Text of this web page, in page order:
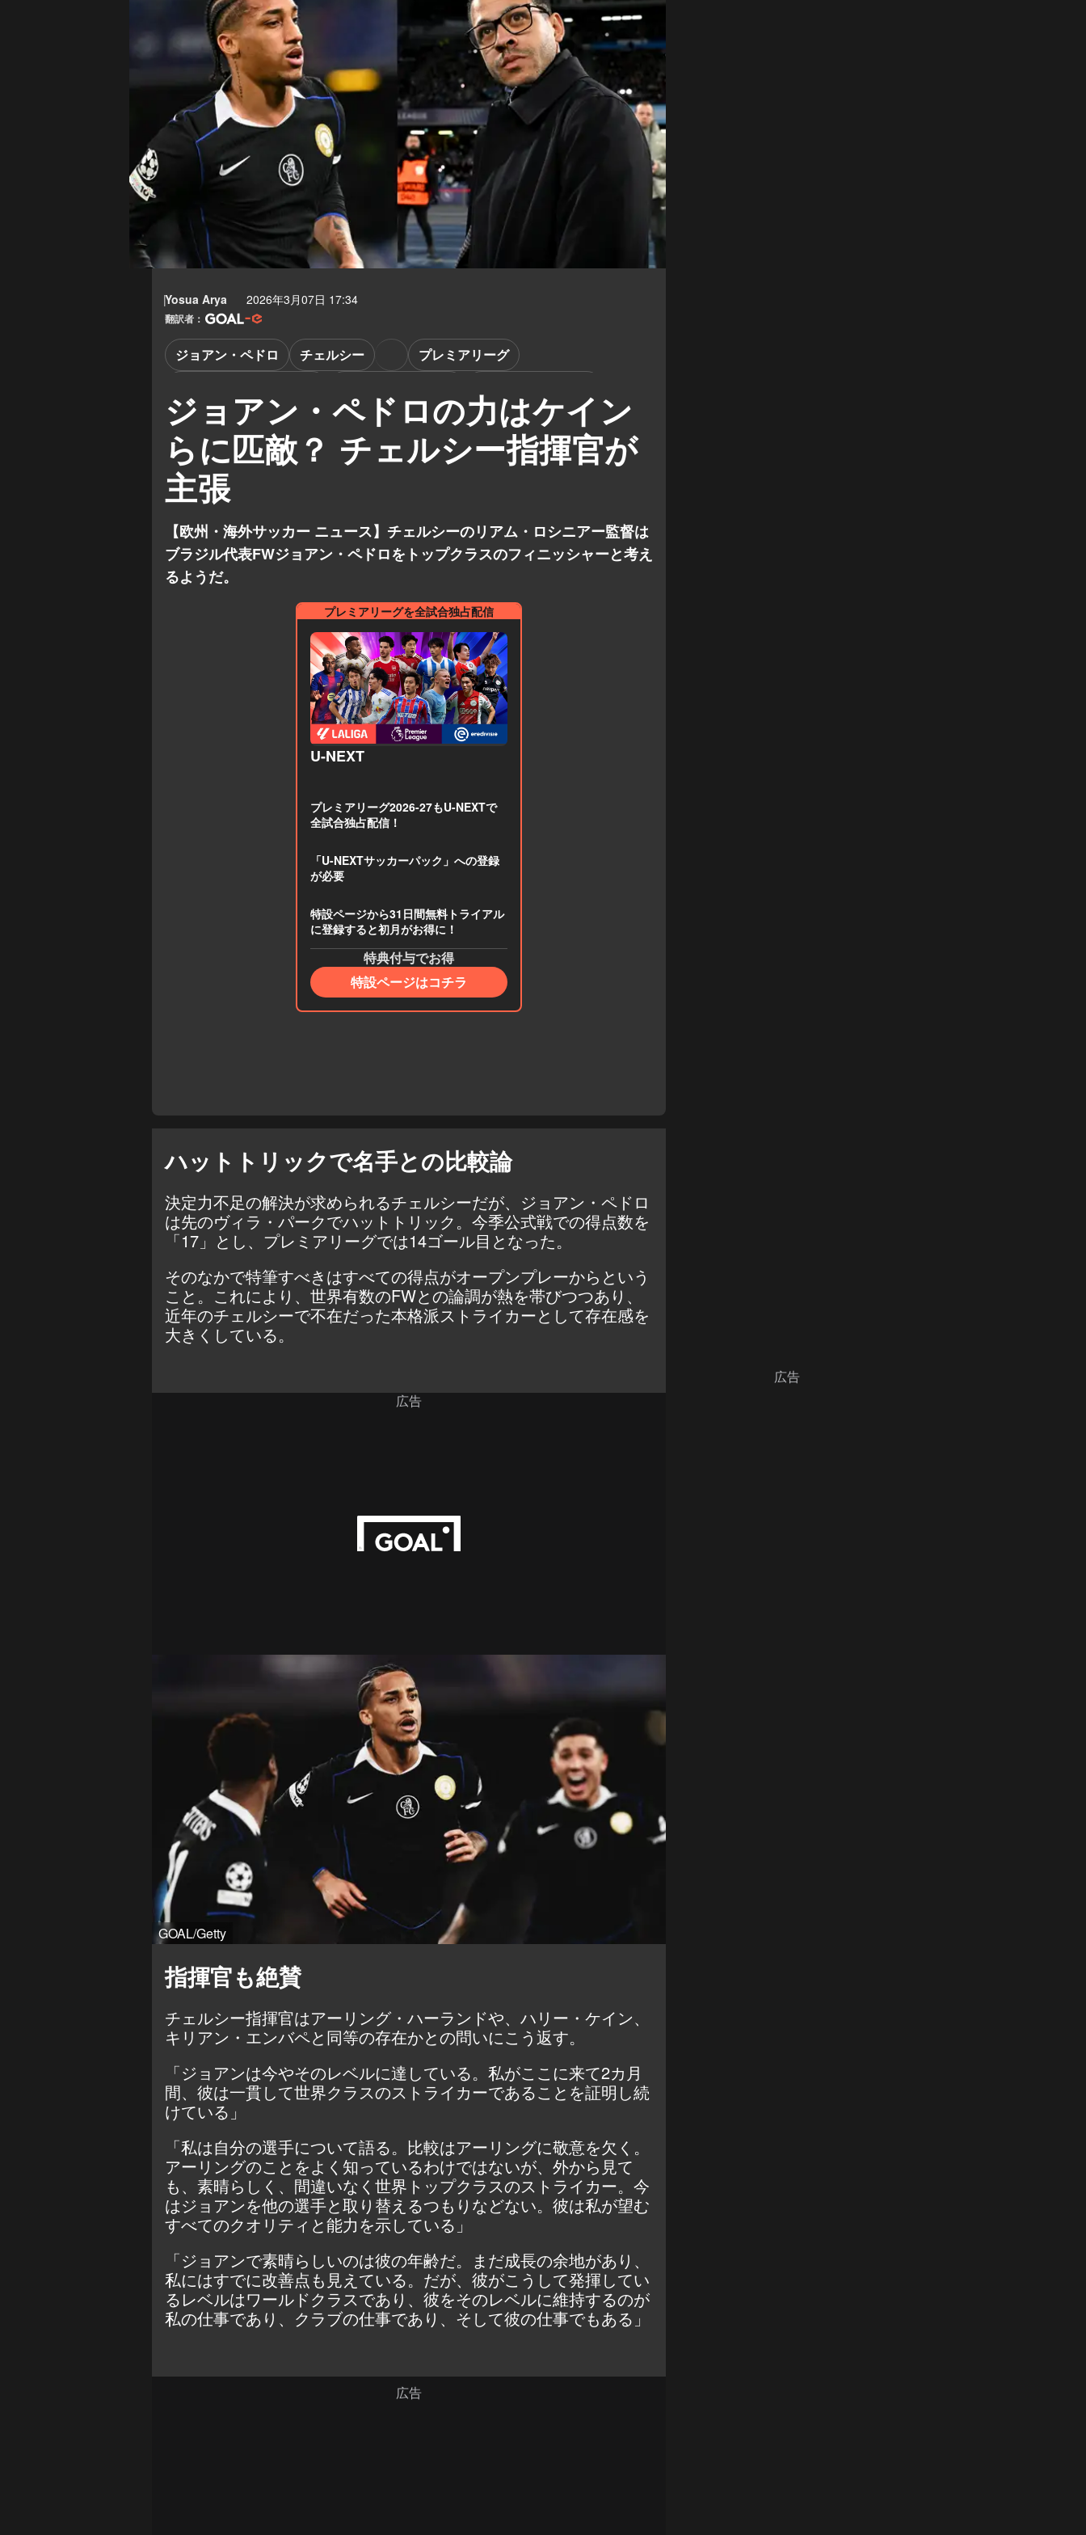
Yosua Arya 2026年3月07日 17:34
翻訳者：
ジョアン・ペドロの力はケイン
らに匹敵？ チェルシー指揮官が
主張
ジョアン・ペドロ チェルシー
プレミアリーグ
ハリー・ケイン
【欧州・海外サッカー ニュース】チェルシーのリアム・ロシニアー監督は
ブラジル代表FWジョアン・ペドロをトップクラスのフィニッシャーと考え
るようだ。
プレミアリーグを全試合独占配信
U-NEXT
プレミアリーグ2026-27もU-NEXTで
全試合独占配信！
「U-NEXTサッカーパック」への登録
が必要
特設ページから31日間無料トライアル
に登録すると初月がお得に！
特典付与でお得
特設ページはコチラ
ハットトリックで名手との比較論
決定力不足の解決が求められるチェルシーだが、ジョアン・ペドロ
は先のヴィラ・パークでハットトリック。今季公式戦での得点数を
「17」とし、プレミアリーグでは14ゴール目となった。
そのなかで特筆すべきはすべての得点がオープンプレーからという
こと。これにより、世界有数のFWとの論調が熱を帯びつつあり、
近年のチェルシーで不在だった本格派ストライカーとして存在感を
大きくしている。
広告
GOAL/Getty
指揮官も絶賛
チェルシー指揮官はアーリング・ハーランドや、ハリー・ケイン、
キリアン・エンバペと同等の存在かとの問いにこう返す。
「ジョアンは今やそのレベルに達している。私がここに来て2カ月
間、彼は一貫して世界クラスのストライカーであることを証明し続
けている」
「私は自分の選手について語る。比較はアーリングに敬意を欠く。
アーリングのことをよく知っているわけではないが、外から見て
も、素晴らしく、間違いなく世界トップクラスのストライカー。今
はジョアンを他の選手と取り替えるつもりなどない。彼は私が望む
すべてのクオリティと能力を示している」
「ジョアンで素晴らしいのは彼の年齢だ。まだ成長の余地があり、
私にはすでに改善点も見えている。だが、彼がこうして発揮してい
るレベルはワールドクラスであり、彼をそのレベルに維持するのが
私の仕事であり、クラブの仕事であり、そして彼の仕事でもある」